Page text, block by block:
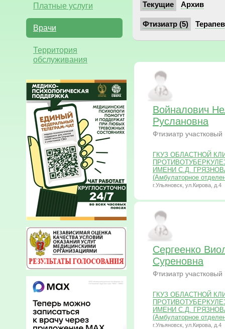
Платные услуги
Врачи
Территория
обслуживания
Текущие Архив
Фтизиатр (5)
Войналович
Руслановна
Фтизиатр участковый
ГКУЗ ОБЛАСТНОЙ
ИМЕНИ С.Д. ГРЯЗНОВА
(Амбулаторное
г.Ульяновск, ул.Кирова, д.4
Сергеенко
Суреновна
Фтизиатр участковый
ГКУЗ ОБЛАСТНОЙ
ИМЕНИ С.Д. ГРЯЗНОВА
(Амбулаторное
г.Ульяновск, ул.Кирова, д.4